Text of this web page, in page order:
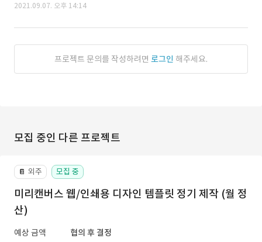
2021.09.07. 오후 14:14
프로젝트 문의를 작성하려면 로그인 해주세요.
모집 중인 다른 프로젝트
📔 외주 모집 중
미리캔버스 웹/인쇄용 디자인 템플릿 정기 제작 (월 정
산)
예상 금액
협의 후 결정